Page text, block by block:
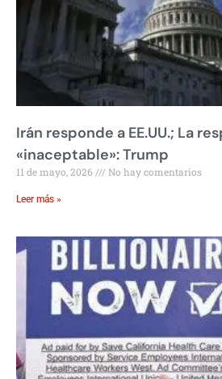
Irán responde a EE.UU.; La
«inaceptable»: Trump
11 de mayo, 2026 No hay comentarios
Leer más »